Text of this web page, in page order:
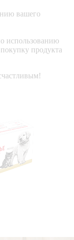
вашего
использованию
продукта